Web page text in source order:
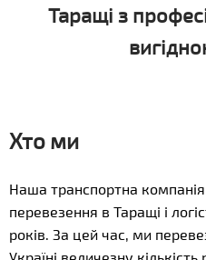
Таращі з
Хто ми
Наша транспортна
перевезення в Таращі і
років. За цей час, ми